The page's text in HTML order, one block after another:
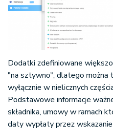
Dodatki zdefiniowane
"na sztywno", dlatego można
wyłącznie w nielicznych
Podstawowe informacje
składnika, umowy w ramach
daty wypłaty przez